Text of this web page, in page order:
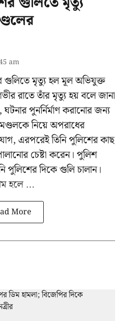
am
গুলিতে মৃত্যু হল মূল অভিযুক্ত
রাতে তাঁর মৃত্যু হয় বলে জানা
পুনর্নির্মাণ করানোর জন্য
নিয়ে অপরাধের
এরপরেই তিনি পুলিশের কাছ
চেষ্টা করেন। পুলিশ
পুলিশের দিকে গুলি চালান।
হলে ...
More